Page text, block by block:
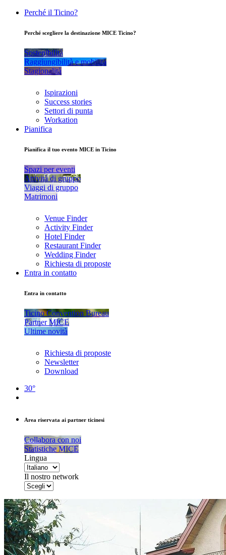
Perché il Ticino?
Perché scegliere la destinazione MICE Ticino?
Sostenibilità
Raggiungibilità e mobilità
Stagionalità
Ispirazioni
Success stories
Settori di punta
Workation
Pianifica
Pianifica il tuo evento MICE in Ticino
Spazi per eventi
Attività di gruppo
Viaggi di gruppo
Matrimoni
Venue Finder
Activity Finder
Hotel Finder
Restaurant Finder
Wedding Finder
Richiesta di proposte
Entra in contatto
Entra in contatto
Ticino Convention Bureau
Partner MICE
Ultime novità
Richiesta di proposte
Newsletter
Download
30°
Area riservata ai partner ticinesi
Collabora con noi
Statistiche MICE
Lingua
Il nostro network